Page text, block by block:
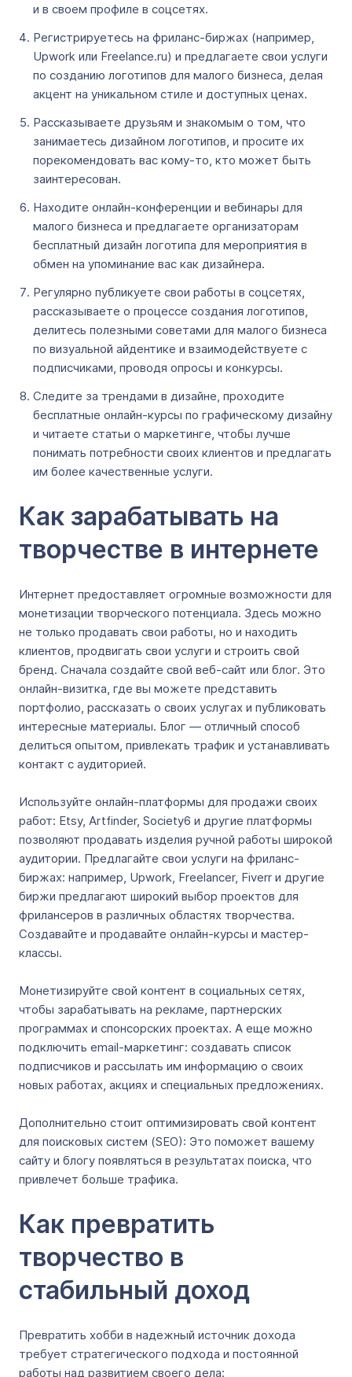
и в своем профиле в соцсетях.
Регистрируетесь на фриланс-биржах (например,
Upwork или Freelance.ru) и предлагаете свои услуги
по созданию логотипов для малого бизнеса, делая
акцент на уникальном стиле и доступных ценах.
Рассказываете друзьям и знакомым о том, что
занимаетесь дизайном логотипов, и просите их
порекомендовать вас кому-то, кто может быть
заинтересован.
Находите онлайн-конференции и вебинары для
малого бизнеса и предлагаете организаторам
бесплатный дизайн логотипа для мероприятия в
обмен на упоминание вас как дизайнера.
Регулярно публикуете свои работы в соцсетях,
рассказываете о процессе создания логотипов,
делитесь полезными советами для малого бизнеса
по визуальной айдентике и взаимодействуете с
подписчиками, проводя опросы и конкурсы.
Следите за трендами в дизайне, проходите
бесплатные онлайн-курсы по графическому дизайну
и читаете статьи о маркетинге, чтобы лучше
понимать потребности своих клиентов и предлагать
им более качественные услуги.
Как зарабатывать на
творчестве в интернете
Интернет предоставляет огромные возможности для
монетизации творческого потенциала. Здесь можно
не только продавать свои работы, но и находить
клиентов, продвигать свои услуги и строить свой
бренд. Сначала создайте свой веб-сайт или блог. Это
онлайн-визитка, где вы можете представить
портфолио, рассказать о своих услугах и публиковать
интересные материалы. Блог — отличный способ
делиться опытом, привлекать трафик и устанавливать
контакт с аудиторией.
Используйте онлайн-платформы для продажи своих
работ: Etsy, Artfinder, Society6 и другие платформы
позволяют продавать изделия ручной работы широкой
аудитории. Предлагайте свои услуги на фриланс-
биржах: например, Upwork, Freelancer, Fiverr и другие
биржи предлагают широкий выбор проектов для
фрилансеров в различных областях творчества.
Создавайте и продавайте онлайн-курсы и мастер-
классы.
Монетизируйте свой контент в социальных сетях,
чтобы зарабатывать на рекламе, партнерских
программах и спонсорских проектах. А еще можно
подключить email-маркетинг: создавать список
подписчиков и рассылать им информацию о своих
новых работах, акциях и специальных предложениях.
Дополнительно стоит оптимизировать свой контент
для поисковых систем (SEO): Это поможет вашему
сайту и блогу появляться в результатах поиска, что
привлечет больше трафика.
Как превратить
творчество в
стабильный доход
Превратить хобби в надежный источник дохода
требует стратегического подхода и постоянной
работы над развитием своего дела: